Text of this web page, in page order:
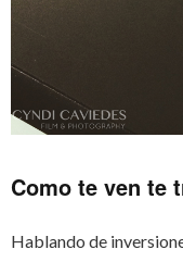
Como te ven te
Hablando de